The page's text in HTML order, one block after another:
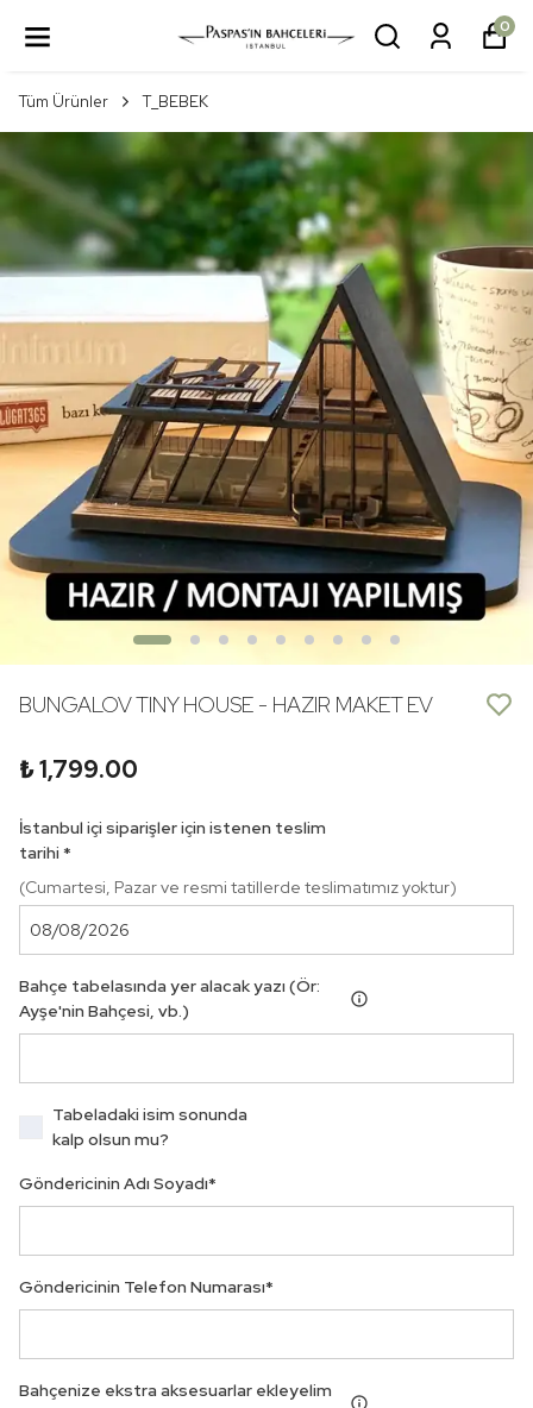
0
Tüm Ürünler T_BEBEK
BUNGALOV TINY HOUSE - HAZIR MAKET EV
₺ 1,799.00
İstanbul içi siparişler için istenen teslim
tarihi *
(Cumartesi, Pazar ve resmi tatillerde teslimatımız yoktur)
Bahçe tabelasında yer alacak yazı (Ör:
Ayşe'nin Bahçesi, vb.)
Tabeladaki isim sonunda
kalp olsun mu?
Göndericinin Adı Soyadı*
Göndericinin Telefon Numarası*
Bahçenize ekstra aksesuarlar ekleyelim